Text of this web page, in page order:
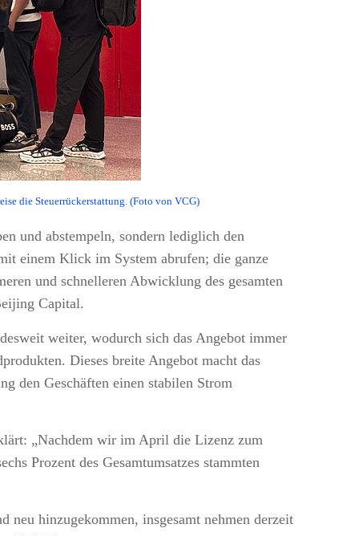
die Steuerrückerstattung. (Foto von VCG)
und abstempeln, sondern lediglich den
einem Klick im System abrufen; die ganze
und schnelleren Abwicklung des gesamten
Capital.
weiter, wodurch sich das Angebot immer
Dieses breite Angebot macht das
den Geschäften einen stabilen Strom
„Nachdem wir im April die Lizenz zum
Prozent des Gesamtumsatzes stammten
neu hinzugekommen, insgesamt nehmen derzeit